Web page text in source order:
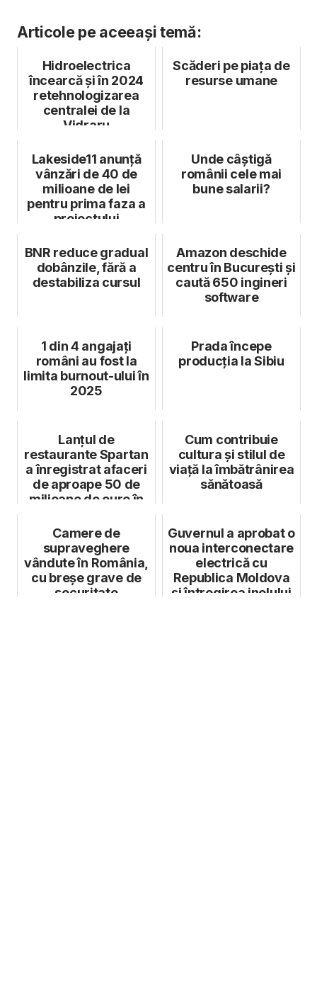
Articole pe aceeași temă:
Hidroelectrica
încearcă și în 2024
retehnologizarea
centralei de la
Vidraru
Scăderi pe piața de
resurse umane
Lakeside11 anunță
vânzări de 40 de
milioane de lei
pentru prima faza a
proiectului
Unde câștigă
românii cele mai
bune salarii?
BNR reduce gradual
dobânzile, fără a
destabiliza cursul
Amazon deschide
centru în București și
caută 650 ingineri
software
1 din 4 angajați
români au fost la
limita burnout-ului în
2025
Prada începe
producția la Sibiu
Lanțul de
restaurante Spartan
a înregistrat afaceri
de aproape 50 de
milioane de euro în
Cum contribuie
cultura și stilul de
viață la îmbătrânirea
sănătoasă
Camere de
supraveghere
vândute în România,
cu breșe grave de
securitate
Guvernul a aprobat o
noua interconectare
electrică cu
Republica Moldova
și întregirea inelului